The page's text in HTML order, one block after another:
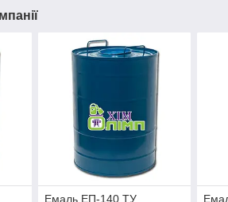
Емаль ЕП-140 ТУ